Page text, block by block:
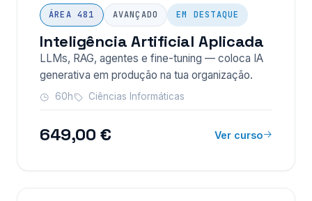
ÁREA 481 AVANÇADO EM DESTAQUE
Inteligência Artificial Aplicada
LLMs, RAG, agentes e fine-tuning — coloca IA
generativa em produção na tua organização.
60h Ciências Informáticas
649,00 € Ver curso